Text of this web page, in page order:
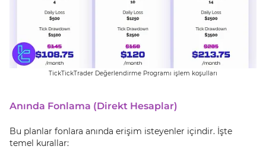
TickTickTrader Değerlendirme Programı işlem koşulları
Anında Fonlama (Direkt Hesaplar)
Bu planlar fonlara anında erişim isteyenler içindir. İşte
temel kurallar: